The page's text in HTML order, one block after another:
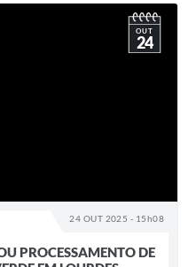
24 OUT 2025 - 15h08
OUT
24
PROCESSAMENTO DE